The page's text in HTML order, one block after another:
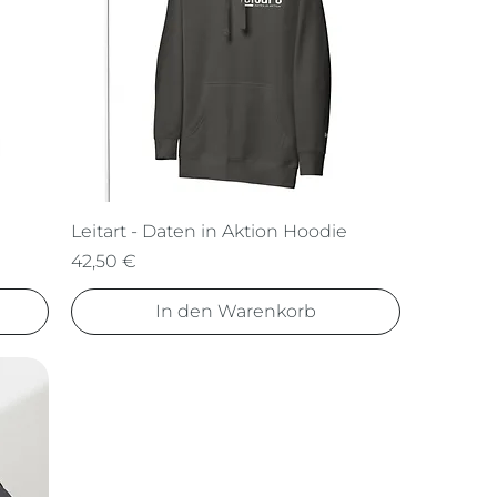
Leitart - Daten in Aktion Hoodie
Preis
42,50 €
In den Warenkorb